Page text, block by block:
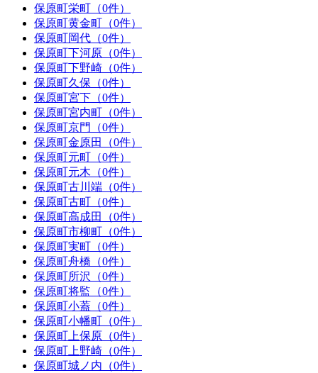
保原町栄町（0件）
保原町黄金町（0件）
保原町岡代（0件）
保原町下河原（0件）
保原町下野崎（0件）
保原町久保（0件）
保原町宮下（0件）
保原町宮内町（0件）
保原町京門（0件）
保原町金原田（0件）
保原町元町（0件）
保原町元木（0件）
保原町古川端（0件）
保原町古町（0件）
保原町高成田（0件）
保原町市柳町（0件）
保原町実町（0件）
保原町舟橋（0件）
保原町所沢（0件）
保原町将監（0件）
保原町小蓋（0件）
保原町小幡町（0件）
保原町上保原（0件）
保原町上野崎（0件）
保原町城ノ内（0件）